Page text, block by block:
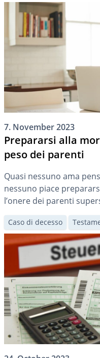
7. November 2023
Prepararsi alla
peso dei parenti
Quasi nessuno ama
nessuno piace
l’onere dei parenti
alcuni documenti
determinati
Caso di decesso